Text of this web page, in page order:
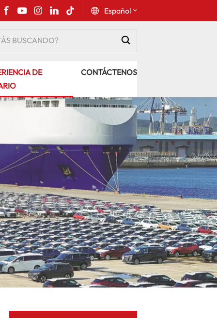
Español
Русский
Español
Português
عربي
kiswahili
DE
CONTÁCTENOS